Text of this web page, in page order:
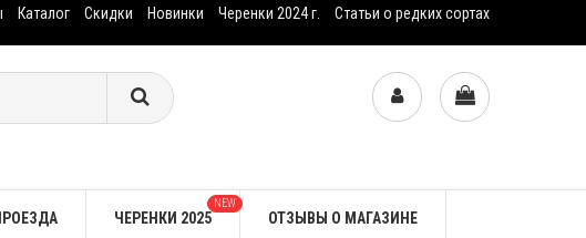
Каталог Скидки Новинки Черенки 2024 г. Статьи о редких сортах
ЧЕРЕНКИ 2025
NEW
ОТЗЫВЫ О МАГАЗИНЕ